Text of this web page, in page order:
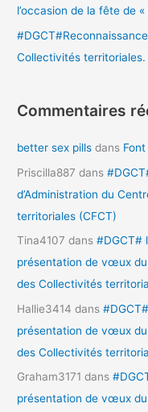
l’occasion de la fête de «
Collectivités territoriales.
Commentaires
better sex pills dans
Priscilla887 dans
d’Administration du
territoriales (CFCT)
Tina4107 dans#DGCT#
présentation de vœux
des Collectivités
Hallie3414 dans
présentation de vœux
des Collectivités
Graham3171 dans
présentation de vœux